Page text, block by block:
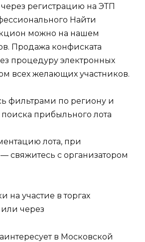
через регистрацию на ЭТП
Найти
можно на нашем
Продажа конфиската
процедуру электронных
всех желающих участников.
фильтрами по региону и
прибыльного лота
лота, при
свяжитесь с организатором
на участие в торгах
через
в Московской